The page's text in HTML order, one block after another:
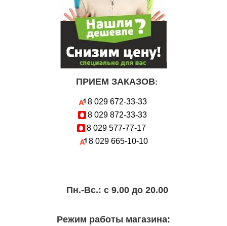
ПРИЕМ ЗАКАЗОВ:
8 029 672-33-33
8 029 872-33-33
8 029 577-77-17
8 029 665-10-10
Пн.-Вc.: с 9.00 до 20.00
Режим работы магазина: